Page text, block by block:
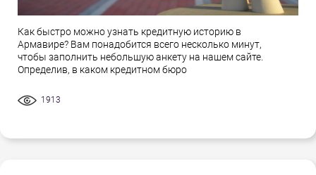
Как быстро можно узнать кредитную историю в
Армавире? Вам понадобится всего несколько минут,
чтобы заполнить небольшую анкету на нашем сайте.
Определив, в каком кредитном бюро
1913